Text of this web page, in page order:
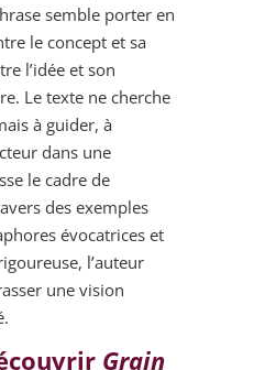
semble porter en
le concept et sa
l’idée et son
Le texte ne cherche
à guider, à
dans une
le cadre de
des exemples
évocatrices et
l’auteur
une vision
Grain